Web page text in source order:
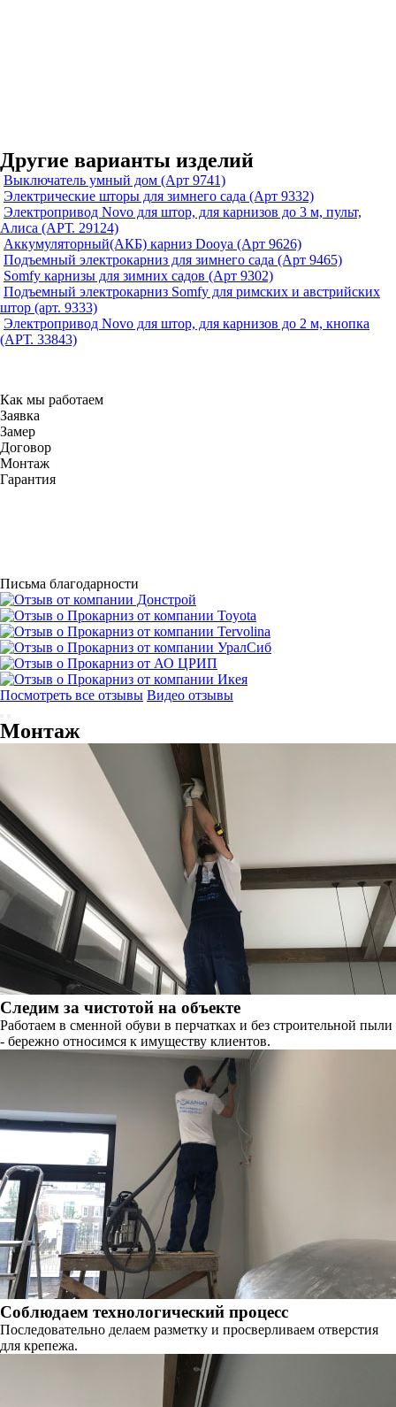
Другие варианты изделий
Выключатель умный дом (Арт 9741)
Электрические шторы для зимнего сада (Арт 9332)
Электропривод Novo для штор, для карнизов до 3 м, пульт,
Алиса (АРТ. 29124)
Аккумуляторный(АКБ) карниз Dooya (Арт 9626)
Подъемный электрокарниз для зимнего сада (Арт 9465)
Somfy карнизы для зимних садов (Арт 9302)
Подъемный электрокарниз Somfy для римских и австрийских
штор (арт. 9333)
Электропривод Novo для штор, для карнизов до 2 м, кнопка
(АРТ. 33843)
Как мы работаем
Заявка
Замер
Договор
Монтаж
Гарантия
Письма благодарности
Посмотреть все отзывы Видео отзывы
Монтаж
Следим за чистотой на объекте
Работаем в сменной обуви в перчатках и без строительной пыли
- бережно относимся к имуществу клиентов.
Соблюдаем технологический процесс
Последовательно делаем разметку и просверливаем отверстия
для крепежа.